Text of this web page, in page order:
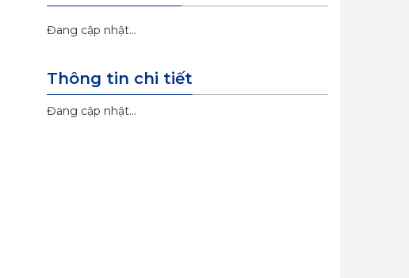
Đang cập nhật...
Thông tin chi tiết
Đang cập nhật...